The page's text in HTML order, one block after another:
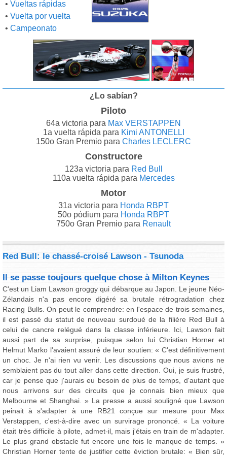
• Vueltas rápidas
• Vuelta por vuelta
• Campeonato
¿Lo sabían?
Piloto
64a victoria para Max VERSTAPPEN
1a vuelta rápida para Kimi ANTONELLI
150o Gran Premio para Charles LECLERC
Constructore
123a victoria para Red Bull
110a vuelta rápida para Mercedes
Motor
31a victoria para Honda RBPT
50o pódium para Honda RBPT
750o Gran Premio para Renault
Red Bull: le chassé-croisé Lawson - Tsunoda
Il se passe toujours quelque chose à Milton Keynes
C'est un Liam Lawson groggy qui débarque au Japon. Le jeune Néo-
Zélandais n'a pas encore digéré sa brutale rétrogradation chez
Racing Bulls. On peut le comprendre: en l'espace de trois semaines,
il est passé du statut de nouveau surdoué de la filière Red Bull à
celui de cancre relégué dans la classe inférieure. Ici, Lawson fait
aussi part de sa surprise, puisque selon lui Christian Horner et
Helmut Marko l'avaient assuré de leur soutien: « C'est définitivement
un choc. Je n'ai rien vu venir. Les discussions que nous avions ne
semblaient pas du tout aller dans cette direction. Oui, je suis frustré,
car je pense que j'aurais eu besoin de plus de temps, d'autant que
nous arrivons sur des circuits que je connais bien mieux que
Melbourne et Shanghai. » La presse a aussi souligné que Lawson
peinait à s'adapter à une RB21 conçue sur mesure pour Max
Verstappen, c'est-à-dire avec un survirage prononcé. « La voiture
était très difficile à pilote, admet-il, mais j'étais en train de m'adapter.
Le plus grand obstacle fut encore une fois le manque de temps. »
Christian Horner tente de justifier cette éviction brutale: « Bien sûr,